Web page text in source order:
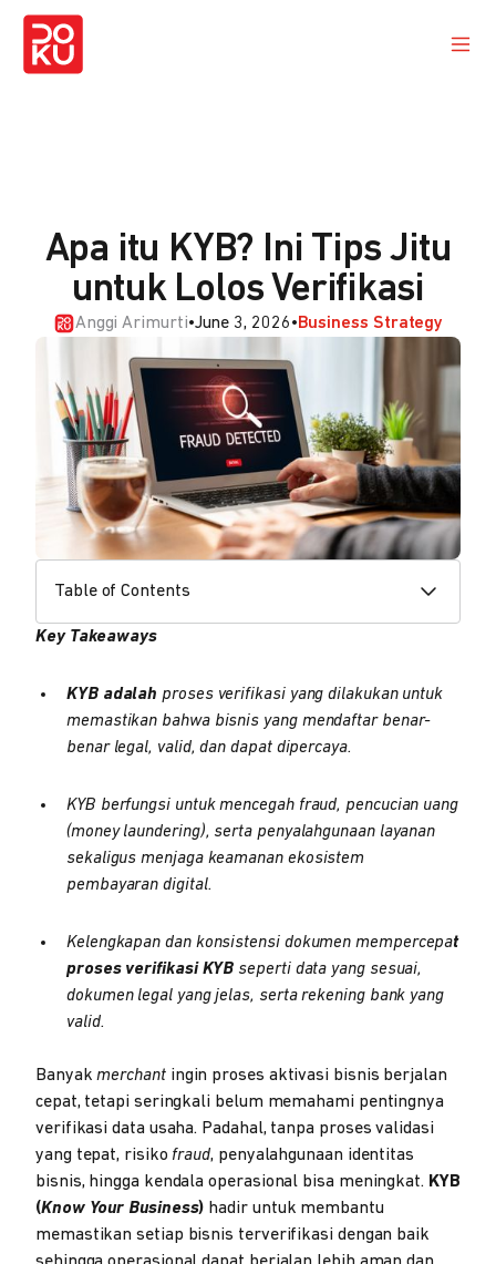
Apa itu KYB? Ini Tips Jitu
untuk Lolos Verifikasi
Anggi Arimurti•June 3, 2026•Business Strategy
Table of Contents
Key Takeaways
KYB adalahproses verifikasi yang dilakukan untuk
memastikan bahwa bisnis yang mendaftar benar-
benar legal, valid, dan dapat dipercaya.
KYB berfungsi untuk mencegah fraud, pencucian uang
(money laundering), serta penyalahgunaan layanan
sekaligus menjaga keamanan ekosistem
pembayaran digital.
Kelengkapan dan konsistensi dokumen mempercepat
proses verifikasi KYB seperti data yang sesuai,
dokumen legal yang jelas, serta rekening bank yang
valid.
Banyakmerchantingin proses aktivasi bisnis berjalan
cepat, tetapi seringkali belum memahami pentingnya
verifikasi data usaha. Padahal, tanpa proses validasi
yang tepat, risiko fraud, penyalahgunaan identitas
bisnis, hingga kendala operasional bisa meningkat. KYB
(Know Your Business) hadir untuk membantu
memastikan setiap bisnis terverifikasi dengan baik